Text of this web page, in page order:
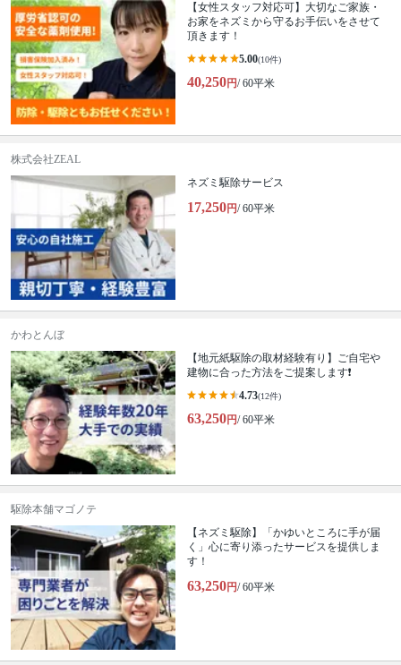
【女性スタッフ対応可】大切なご家族・
お家をネズミから守るお手伝いをさせて
頂きます！
5.00(10件)
40,250円/ 60平米
株式会社ZEAL
ネズミ駆除サービス
17,250円/ 60平米
かわとんぼ
【地元紙駆除の取材経験有り】ご自宅や
建物に合った方法をご提案します❗️
4.73(12件)
63,250円/ 60平米
駆除本舗マゴノテ
【ネズミ駆除】「かゆいところに手が届
く」心に寄り添ったサービスを提供しま
す！
63,250円/ 60平米